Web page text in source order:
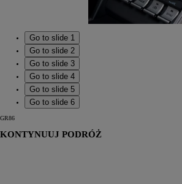
Go to slide 1
Go to slide 2
Go to slide 3
Go to slide 4
Go to slide 5
Go to slide 6
GR86
KONTYNUUJ PODRÓŻ